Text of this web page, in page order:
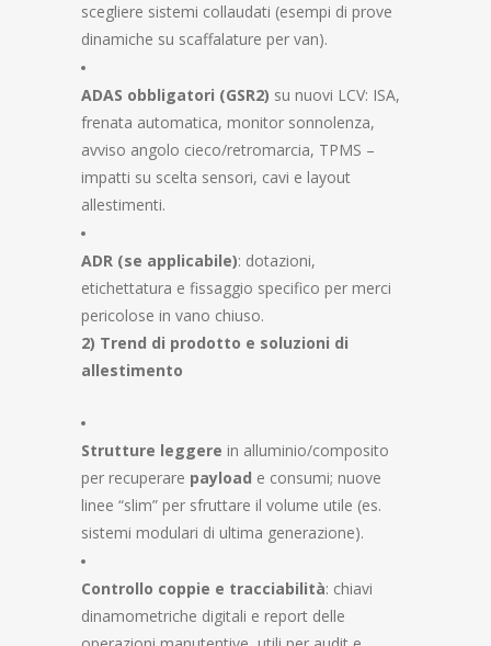
scegliere sistemi collaudati (esempi di prove
dinamiche su scaffalature per van).
ADAS obbligatori (GSR2) su nuovi LCV: ISA,
frenata automatica, monitor sonnolenza,
avviso angolo cieco/retromarcia, TPMS –
impatti su scelta sensori, cavi e layout
allestimenti.
ADR (se applicabile): dotazioni,
etichettatura e fissaggio specifico per merci
pericolose in vano chiuso.
2) Trend di prodotto e soluzioni di
allestimento
Strutture leggere in alluminio/composito
per recuperare payload e consumi; nuove
linee “slim” per sfruttare il volume utile (es.
sistemi modulari di ultima generazione).
Controllo coppie e tracciabilità: chiavi
dinamometriche digitali e report delle